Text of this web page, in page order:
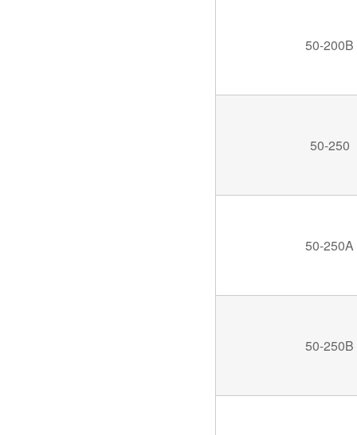
50-200B
50-250
50-250A
50-250B